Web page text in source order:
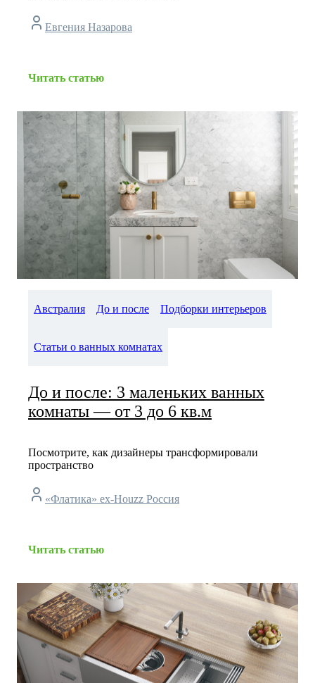
Евгения Назарова
Читать статью
Австралия До и после Подборки интерьеров
Статьи о ванных комнатах
До и после: 3 маленьких ванных
комнаты — от 3 до 6 кв.м
Посмотрите, как дизайнеры трансформировали
пространство
«Флатика» ex-Houzz Россия
Читать статью